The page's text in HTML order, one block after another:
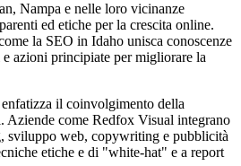
Nampa e nelle loro vicinanze
ed etiche per la crescita online.
la SEO in Idaho unisca conoscenze
azioni principiate per migliorare la
enfatizza il coinvolgimento della
Aziende come Redfox Visual integrano
sviluppo web, copywriting e pubblicità
etiche e di "white-hat" e a report